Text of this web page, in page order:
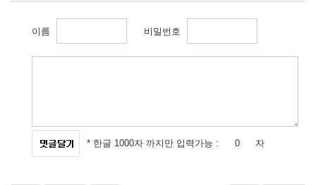
이름 비밀번호
* 한글 1000자 까지만 입력가능 : 자